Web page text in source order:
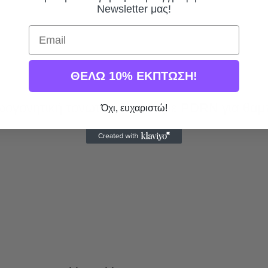
τονωτική λοσιόν με PDRN για
Newsletter μας!
Email
ΘΕΛΩ 10% ΕΚΠΤΩΣΗ!
Όχι, ευχαριστώ!